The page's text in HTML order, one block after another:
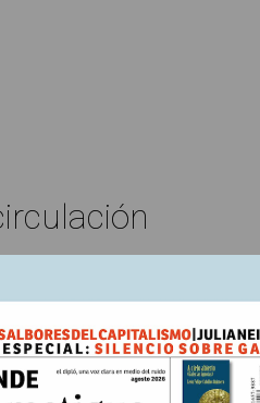
2023 Escrito por: Carlos
se